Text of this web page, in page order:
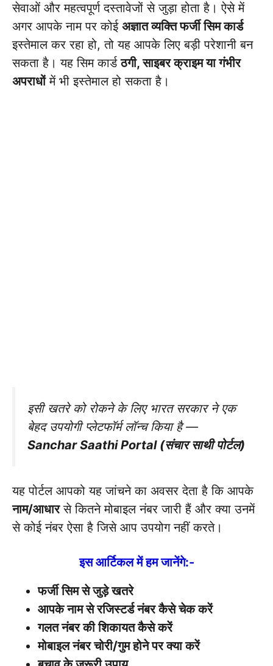
सेवाओं और महत्वपूर्ण दस्तावेजों से जुड़ा होता है। ऐसे में
अगर आपके नाम पर कोई अज्ञात व्यक्ति फर्जी सिम कार्ड
इस्तेमाल कर रहा हो, तो यह आपके लिए बड़ी परेशानी बन
सकता है। यह सिम कार्डठगी, साइबर क्राइम या गंभीर
अपराधोंमें भी इस्तेमाल हो सकता है।
इसी खतरे को रोकने के लिए भारत सरकार ने एक
बेहद उपयोगी प्लेटफॉर्म लॉन्च किया है —
Sanchar Saathi Portal (संचार साथी पोर्टल)
यह पोर्टल आपको यह जांचने का अवसर देता है कि आपके
नाम/आधारसे कितने मोबाइल नंबर जारी हैं और क्या उनमें
से कोई नंबर ऐसा है जिसे आप उपयोग नहीं करते।
इस आर्टिकल में हम जानेंगे:-
फर्जी सिम से जुड़े खतरे
आपके नाम से रजिस्टर्ड नंबर कैसे चेक करें
गलत नंबर की शिकायत कैसे करें
मोबाइल नंबर चोरी/गुम होने पर क्या करें